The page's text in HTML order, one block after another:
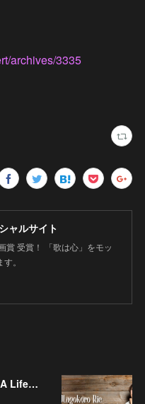
archives/3335
ャルサイト
賞 受賞！ 「歌は心」をモッ
。
11/22【ソロライブツアー】「Sing A Life」石川 金沢歌劇座